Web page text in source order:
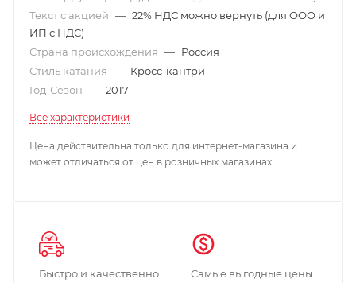
Текст с акцией — 22% НДС можно вернуть (для ООО и
ИП с НДС)
Страна происхождения — Россия
Стиль катания — Кросс-кантри
Год-Сезон — 2017
Все характеристики
Цена действительна только для интернет-магазина и
может отличаться от цен в розничных магазинах
Быстро и качественно
Самые выгодные цены